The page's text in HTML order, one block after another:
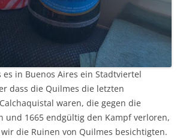
es in Buenos Aires ein Stadtviertel
dass die Quilmes die letzten
waren, die gegen die
und 1665 endgültig den Kampf verloren,
die Ruinen von Quilmes besichtigten.